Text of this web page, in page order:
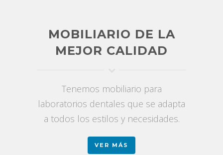
MOBILIARIO DE LA
MEJOR CALIDAD
Tenemos mobiliario para
laboratorios dentales que se adapta
a todos los estilos y necesidades.
VER MÁS